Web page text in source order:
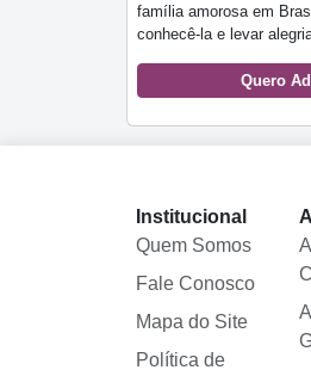
família amorosa em
conhecê-la e levar
Quero
Institucional
Quem Somos
Fale Conosco
Mapa do Site
Política de